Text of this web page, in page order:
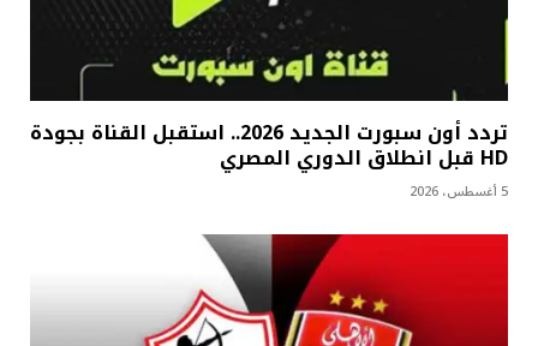
تردد أون سبورت الجديد 2026.. استقبل القناة بجودة
HD قبل انطلاق الدوري المصري
5 أغسطس، 2026